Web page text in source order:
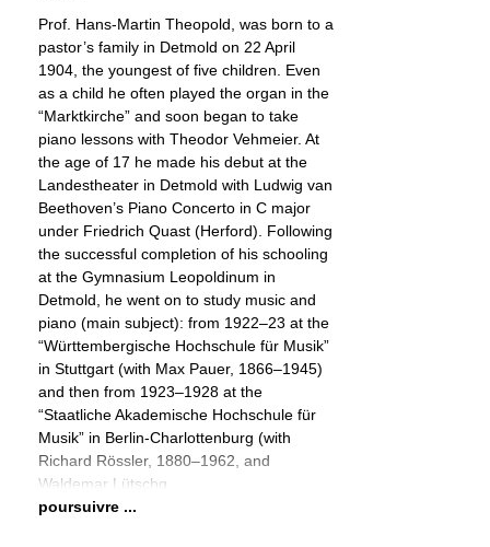
son vivant ainsi que la musique de scène
pour «Rosamunde».
poursuivre ...
Prof. Hans-Martin Theopold, was born to a
pastor’s family in Detmold on 22 April
1904, the youngest of five children. Even
as a child he often played the organ in the
“Marktkirche” and soon began to take
piano lessons with Theodor Vehmeier. At
the age of 17 he made his debut at the
Landestheater in Detmold with Ludwig van
Beethoven’s Piano Concerto in C major
under Friedrich Quast (Herford). Following
the successful completion of his schooling
at the Gymnasium Leopoldinum in
Detmold, he went on to study music and
piano (main subject): from 1922–23 at the
“Württembergische Hochschule für Musik”
in Stuttgart (with Max Pauer, 1866–1945)
and then from 1923–1928 at the
“Staatliche Akademische Hochschule für
Musik” in Berlin-Charlottenburg (with
Richard Rössler, 1880–1962, and
Waldemar Lütschg,
poursuivre ...